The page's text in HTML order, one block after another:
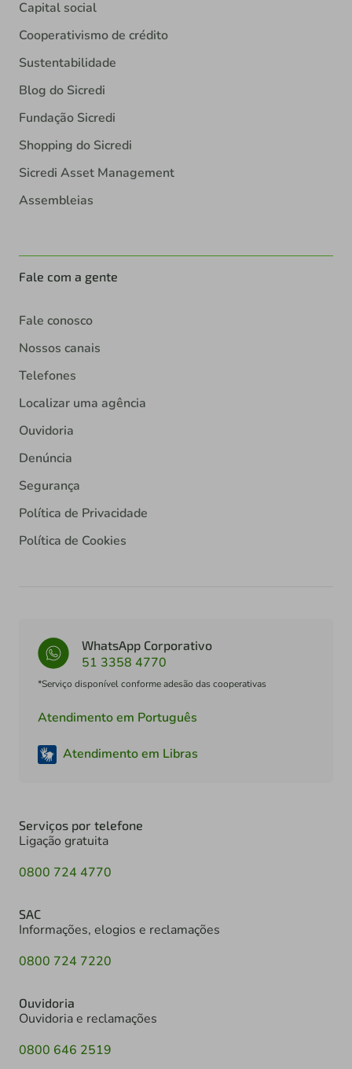
Capital social
Cooperativismo de crédito
Sustentabilidade
Blog do Sicredi
Fundação Sicredi
Shopping do Sicredi
Sicredi Asset Management
Assembleias
Fale com a gente
Fale conosco
Nossos canais
Telefones
Localizar uma agência
Ouvidoria
Denúncia
Segurança
Política de Privacidade
Política de Cookies
WhatsApp Corporativo
51 3358 4770
*Serviço disponível conforme adesão das cooperativas
Atendimento em Português
Atendimento em Libras
Serviços por telefone
Ligação gratuita
0800 724 4770
SAC
Informações, elogios e reclamações
0800 724 7220
Ouvidoria
Ouvidoria e reclamações
0800 646 2519